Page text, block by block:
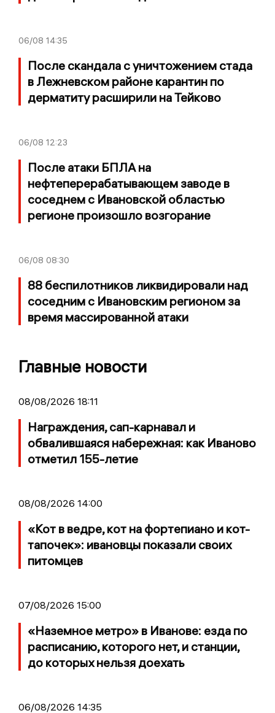
06/08 14:35
После скандала с уничтожением стада
в Лежневском районе карантин по
дерматиту расширили на Тейково
06/08 12:23
После атаки БПЛА на
нефтеперерабатывающем заводе в
соседнем с Ивановской областью
регионе произошло возгорание
06/08 08:30
88 беспилотников ликвидировали над
соседним с Ивановским регионом за
время массированной атаки
Главные новости
08/08/2026 18:11
Награждения, сап-карнавал и
обвалившаяся набережная: как Иваново
отметил 155-летие
08/08/2026 14:00
«Кот в ведре, кот на фортепиано и кот-
тапочек»: ивановцы показали своих
питомцев
07/08/2026 15:00
«Наземное метро» в Иванове: езда по
расписанию, которого нет, и станции,
до которых нельзя доехать
06/08/2026 14:35